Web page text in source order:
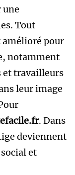
une
Tout
amélioré pour
notamment
et travailleurs
leur image
. Dans
deviennent
et